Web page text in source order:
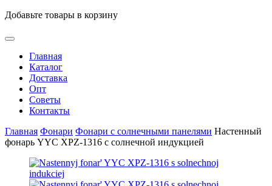
Добавьте товары в корзину
Главная
Каталог
Доставка
Опт
Советы
Контакты
Главная Фонари Фонари с солнечными панелями Настенный
фонарь YYC XPZ-1316 с солнечной индукцией